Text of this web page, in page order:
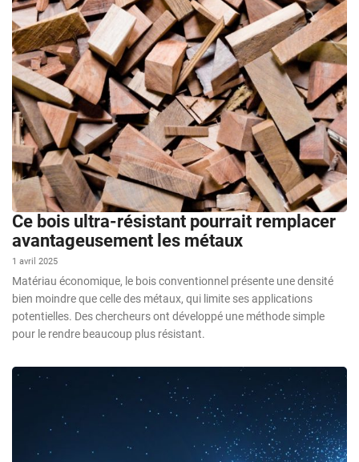
Ce bois ultra-résistant pourrait remplacer
avantageusement les métaux
1 avril 2025
Matériau économique, le bois conventionnel présente une densité
bien moindre que celle des métaux, qui limite ses applications
potentielles. Des chercheurs ont développé une méthode simple
pour le rendre beaucoup plus résistant.